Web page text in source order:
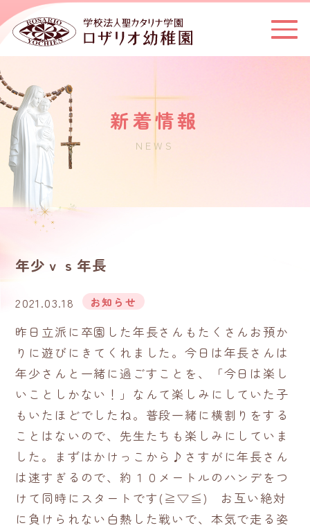
新着情報
NEWS
年少ｖｓ年長
2021.03.18 お知らせ
昨日立派に卒園した年長さんもたくさんお預か
りに遊びにきてくれました。今日は年長さんは
年少さんと一緒に過ごすことを、「今日は楽し
いことしかない！」なんて楽しみにしていた子
もいたほどでしたね。普段一緒に横割りをする
ことはないので、先生たちも楽しみにしていま
した。まずはかけっこから♪さすがに年長さん
は速すぎるので、約１０メートルのハンデをつ
けて同時にスタートです(≧▽≦) お互い絶対
に負けられない白熱した戦いで、本気で走る姿